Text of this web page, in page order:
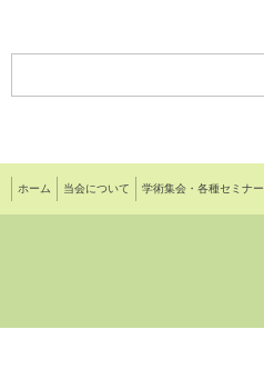
ホーム 当会について 学術集会・各種セミナー